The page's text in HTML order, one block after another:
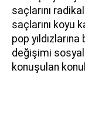
saçlarını
saçlarını koyu
pop
değişimi
konuşulan